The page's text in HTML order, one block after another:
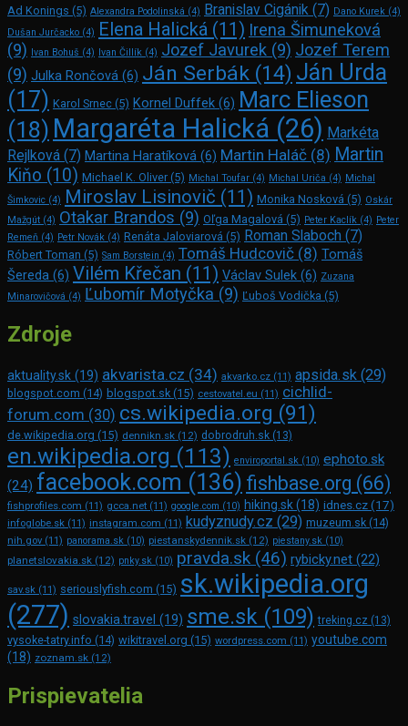
Ad Konings (5) Alexandra Podolinská (4) Branislav Cigánik (7) Dano Kurek (4)
Dušan Jurčacko (4) Elena Halická (11) Irena Šimuneková
(9)
Ivan Bohuš (4) Ivan Čillík (4) Jozef Javurek (9) Jozef Terem
(9) Julka Rončová (6) Ján Serbák (14) Ján Urda
(17) Karol Srnec (5) Kornel Duffek (6) Marc Elie­son
(18) Margaréta Halická (26) Markéta
Rejlková (7) Martina Haratíková (6) Martin Haláč (8) Martin
Kiňo (10) Michael K. Oliver (5) Michal Toufar (4) Michal Uriča (4) Michal
Šimkovic (4) Miroslav Lisinovič (11) Monika Nosková (5) Oskár
Mažgút (4) Otakar Brandos (9) Oľga Magalová (5) Peter Kaclík (4) Peter
Remeň (4) Petr Novák (4) Renáta Jaloviarová (5) Roman Slaboch (7)
Róbert Toman (5) Sam Bors­tein (4) Tomáš Hudcovič (8) Tomáš
Šereda (6) Vilém Křečan (11) Václav Sulek (6) Zuzana
Minarovičová (4) Ľubomír Motyčka (9) Ľuboš Vodička (5)
Zdroje
aktuality.sk (19) akvarista.cz (34) akvarko.cz (11) apsida.sk (29)
blogspot.com (14) blogspot.sk (15) cestovatel.eu (11) cichlid-
forum.com (30) cs.wikipedia.org (91)
de.wikipedia.org (15) dennikn.sk (12) dobrodruh.sk (13)
en.wikipedia.org (113) enviroportal.sk (10) ephoto.sk
(24) facebook.com (136) fishbase.org (66)
fishprofiles.com (11) gcca.net (11) google.com (10) hiking.sk(18) idnes.cz(17)
infoglobe.sk (11) instagram.com (11) kudyznudy.cz (29) muzeum.sk (14)
nih.gov (11) panorama.sk (10) piestanskydennik.sk (12) piestany.sk (10)
planetslovakia.sk (12) pnky.sk (10) pravda.sk (46) rybicky.net (22)
sav.sk (11) seriouslyfish.com (15) sk.wikipedia.org
(277) slovakia.travel (19) sme.sk (109) treking.cz (13)
vysoke-tatry.info (14) wikitravel.org (15) wordpress.com (11) youtube.com
(18) zoznam.sk (12)
Prispievatelia